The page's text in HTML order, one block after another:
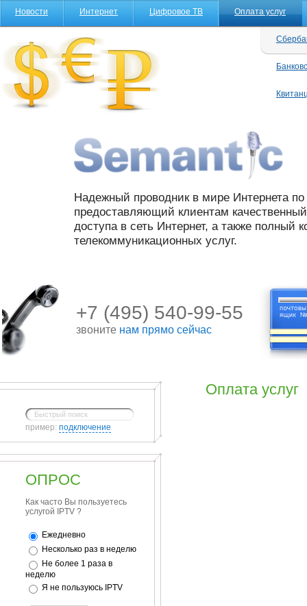
Новости Интернет Цифровое ТВ Оплата услуг
Надежный проводник в мире Интернета
предоставляющий клиентам
доступа в сеть Интернет, а также полный
телекоммуникационных услуг.
+7 (495) 540-99-55
звоните нам прямо сейчас
пример: подключение
ОПРОС
Как часто Вы пользуетесь
услугой IPTV ?
Ежедневно
Несколько раз в неделю
Не более 1 раза в
неделю
Я не пользуюсь IPTV
Оплата услуг